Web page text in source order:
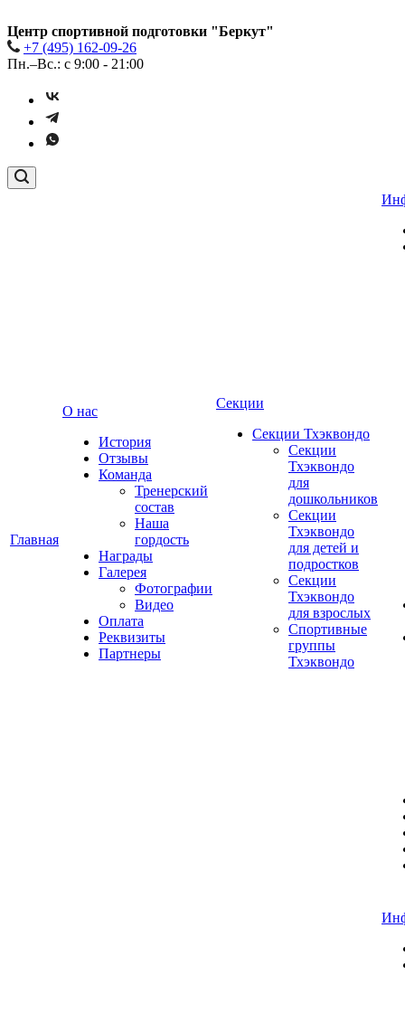
Центр спортивной подготовки "Беркут"
+7 (495) 162-09-26
Пн.–Вс.: с 9:00 - 21:00
Главная
О нас
История
Отзывы
Команда
Тренерский
состав
Наша
гордость
Награды
Галерея
Фотографии
Видео
Оплата
Реквизиты
Партнеры
Секции
Секции Тхэквондо
Секции
Тхэквондо
для
дошкольников
Секции
Тхэквондо
для детей и
подростков
Секции
Тхэквондо
для взрослых
Спортивные
группы
Тхэквондо